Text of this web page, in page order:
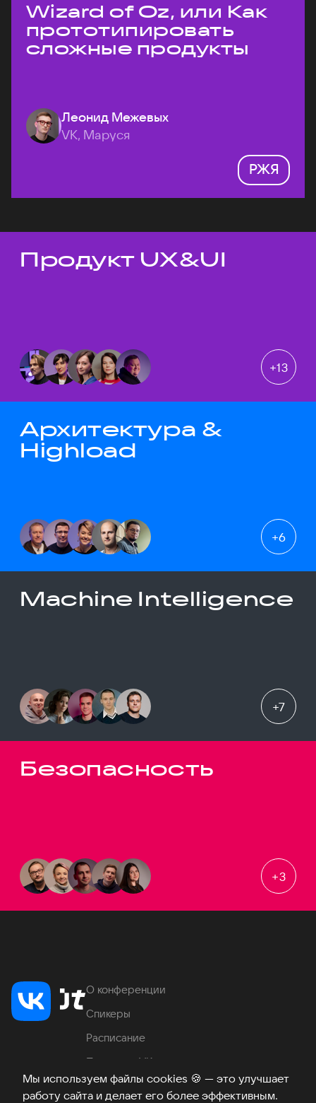
Мы используем файлы cookies 🍪 — это улучшает
работу сайта и делает его более эффективным.
Wizard of Oz, или Как
прототипировать
сложные продукты
Леонид Межевых
VK, Маруся
РЖЯ
Темы докладов
Продукт UX&UI
+13
Архитектура &
Highload
+6
Machine Intelligence
+7
Безопасность
+3
О конференции
Спикеры
Расписание
Продукты VK
Место проведения